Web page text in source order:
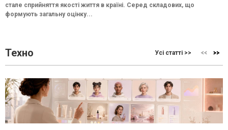
стале сприйняття якості життя в країні. Серед складових, що
формують загальну оцінку...
Техно Усі статті >>